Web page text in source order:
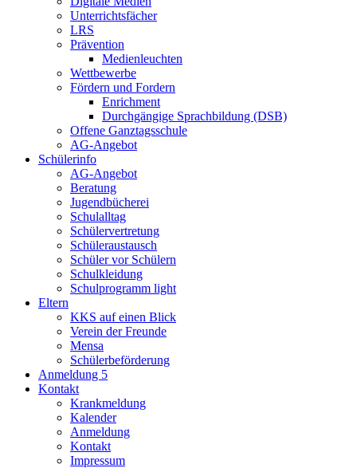
Unterrichtsfächer
LRS
Prävention
Medienleuchten
Wettbewerbe
Fördern und Fordern
Enrichment
Durchgängige Sprachbildung (DSB)
Offene Ganztagsschule
AG-Angebot
Schülerinfo
AG-Angebot
Beratung
Jugendbücherei
Schulalltag
Schülervertretung
Schüleraustausch
Schüler vor Schülern
Schulkleidung
Schulprogramm light
Eltern
KKS auf einen Blick
Verein der Freunde
Mensa
Schülerbeförderung
Anmeldung 5
Kontakt
Krankmeldung
Kalender
Anmeldung
Kontakt
Impressum